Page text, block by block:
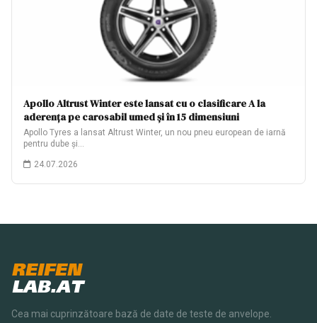
Apollo Altrust Winter este lansat cu o clasificare A la
aderența pe carosabil umed și în 15 dimensiuni
Apollo Tyres a lansat Altrust Winter, un nou pneu european de iarnă
pentru dube și…
24.07.2026
REIFEN
LAB.AT
Cea mai cuprinzătoare bază de date de teste de anvelope.